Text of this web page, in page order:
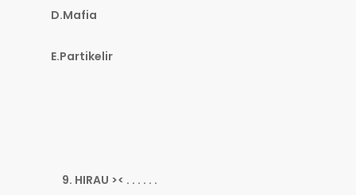
D.Mafia
E.Partikelir
HIRAU >< . . . . . .